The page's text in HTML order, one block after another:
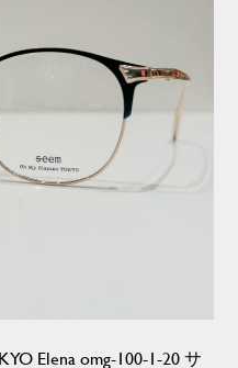
Elena omg-100-1-20 サ